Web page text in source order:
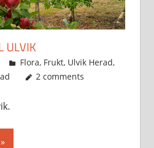
ULVIK
Svein
Flora, Frukt, Ulvik Herad,
2 comments